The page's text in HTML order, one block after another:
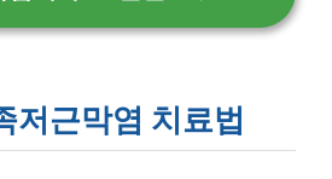
저근막염 치료법